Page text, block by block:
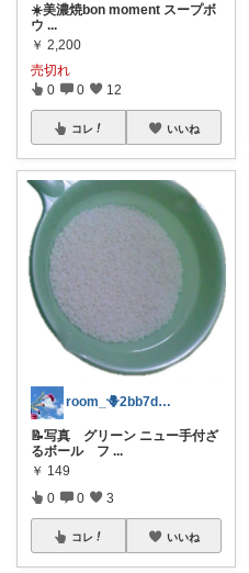
☀️美濃焼bon moment スープボ
ウ ...
￥ 2,200
売切れ
0 0 12
コレ いいね
room_🪻2bb7d8bc05
📝写真 グリーン ニュー手付ざ
るボール フ ...
￥ 149
0 0 3
コレ いいね